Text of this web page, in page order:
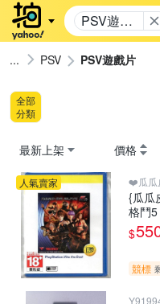
PSV遊戲
片
PSV PSV遊戲片
全部
分類
最新上架 價格
人氣賣家 ❤️瓜瓜
{瓜瓜
格鬥
收)
$
競標